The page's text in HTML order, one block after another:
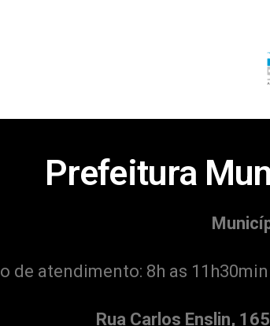
Prefeitura
de atendimento: 8h as
Rua Carlos Enslin,